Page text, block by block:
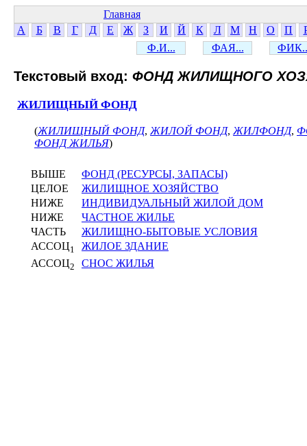
Главная
А
Б В Г Д Е Ж З И Й К Л М Н О П
Ф.И...
ФАЯ...
Текстовый вход: ФОНД ЖИЛИЩНОГО
ЖИЛИЩНЫЙ ФОНД
(ЖИЛИЩНЫЙ ФОНД, ЖИЛОЙ ФОНД, ЖИЛФОНД,
ФОНД ЖИЛЬЯ)
ВЫШЕ
ФОНД (РЕСУРСЫ, ЗАПАСЫ)
ЦЕЛОЕ
ЖИЛИЩНОЕ ХОЗЯЙСТВО
НИЖЕ
ИНДИВИДУАЛЬНЫЙ ЖИЛОЙ ДОМ
НИЖЕ
ЧАСТНОЕ ЖИЛЬЕ
ЧАСТЬ
ЖИЛИЩНО-БЫТОВЫЕ УСЛОВИЯ
АССОЦ1
ЖИЛОЕ ЗДАНИЕ
АССОЦ2 СНОС ЖИЛЬЯ